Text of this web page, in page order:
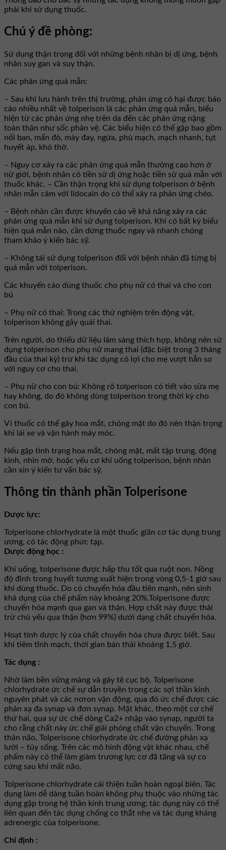
phải khi sử dụng thuốc.
Chú ý đề phòng:
Sử dụng thận trọng đối với những bệnh nhân bị dị ứng, bệnh
nhân suy gan và suy thận.
Các phản ứng quá mẫn:
– Sau khi lưu hành trên thị trường, phản ứng có hại được báo
cáo nhiều nhất về tolperison là các phản ứng quá mẫn, biểu
hiện từ các phản ứng nhẹ trên da đến các phản ứng nặng
toàn thân như sốc phản vệ. Các biểu hiện có thể gặp bao gồm
nổi ban, mẩn đỏ, mày đay, ngứa, phù mạch, mạch nhanh, tụt
huyết áp, khó thở.
– Nguy cơ xảy ra các phản ứng quá mẫn thường cao hơn ở
nữ giới, bệnh nhân có tiền sử dị ứng hoặc tiền sử quá mẫn với
thuốc khác. – Cần thận trọng khi sử dụng tolperison ở bệnh
nhân mẫn cảm với lidocain do có thể xảy ra phản ứng chéo.
– Bệnh nhân cần được khuyến cáo về khả năng xảy ra các
phản ứng quá mẫn khi sử dụng tolperison. Khi có bất kỳ biểu
hiện quá mẫn nào, cần dừng thuốc ngay và nhanh chóng
tham khảo ý kiến bác sỹ.
– Không tái sử dụng tolperison đối với bệnh nhân đã từng bị
quá mẫn với tolperison.
Các khuyến cáo dùng thuốc cho phụ nữ có thai và cho con
bú
– Phụ nữ có thai: Trong các thử nghiệm trên động vật,
tolperison không gây quái thai.
Trên người, do thiếu dữ liệu lâm sàng thích hợp, không nên sử
dụng tolperison cho phụ nữ mang thai (đặc biệt trong 3 tháng
đầu của thai kỳ) trừ khi tác dụng có lợi cho mẹ vượt hẳn so
với nguy cơ cho thai.
– Phụ nữ cho con bú: Không rõ tolperison có tiết vào sữa mẹ
hay không, do đó không dùng tolperison trong thời kỳ cho
con bú.
Vì thuốc có thể gây hoa mắt, chóng mặt do đó nên thận trọng
khi lái xe và vận hành máy móc.
Nếu gặp tình trạng hoa mắt, chóng mặt, mất tập trung, động
kinh, nhìn mờ, hoặc yếu cơ khi uống tolperison, bệnh nhân
cần xin ý kiến tư vấn bác sỹ.
Thông tin thành phần Tolperisone
Dược lực:
Tolperisone chlorhydrate là một thuốc giãn cơ tác dụng trung
ương, có tác động phức tạp.
Dược động học :
Khi uống, tolperisone được hấp thu tốt qua ruột non. Nồng
độ đỉnh trong huyết tương xuất hiện trong vòng 0,5-1 giờ sau
khi dùng thuốc. Do có chuyển hóa đầu tiên mạnh, nên sinh
khả dụng của chế phẩm này khoảng 20%.Tolperisone được
chuyển hóa mạnh qua gan và thận. Hợp chất này được thải
trừ chủ yếu qua thận (hơn 99%) dưới dạng chất chuyển hóa.
Hoạt tính dược lý của chất chuyển hóa chưa được biết. Sau
khi tiêm tĩnh mạch, thời gian bán thải khoảng 1,5 giờ.
Tác dụng :
Nhờ làm bền vững màng và gây tê cục bộ, Tolperisone
chlorhydrate ức chế sự dẫn truyền trong các sợi thần kinh
nguyên phát và các nơron vận động, qua đó ức chế được các
phản xạ đa synap và đơn synap. Mặt khác, theo một cơ chế
thứ hai, qua sự ức chế dòng Ca2+ nhập vào synap, người ta
cho rằng chất này ức chế giải phóng chất vận chuyển. Trong
thân não, Tolperisone chlorhydrate ức chế đường phản xạ
lưới – tủy sống. Trên các mô hình động vật khác nhau, chế
phẩm này có thể làm giảm trương lực cơ đã tăng và sự co
cứng sau khi mất não.
Tolperisone chlorhydrate cải thiện tuần hoàn ngoại biên. Tác
dụng làm dễ dàng tuần hoàn không phụ thuộc vào những tác
dụng gặp trong hệ thần kinh trung ương; tác dụng này có thể
liên quan đến tác dụng chống co thắt nhẹ và tác dụng kháng
adrenergic của tolperisone.
Chỉ định :